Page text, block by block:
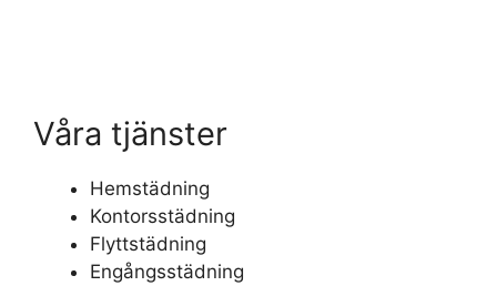
Våra tjänster
Hemstädning
Kontorsstädning
Flyttstädning
Engångsstädning